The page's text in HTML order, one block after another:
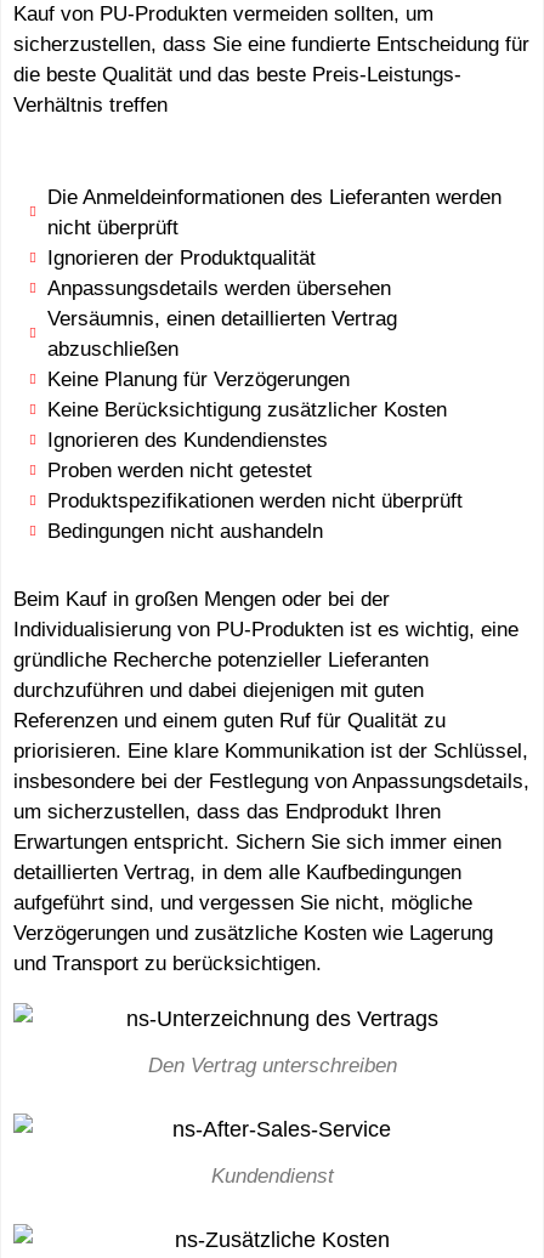
Kauf von PU-Produkten vermeiden sollten, um
sicherzustellen, dass Sie eine fundierte Entscheidung für
die beste Qualität und das beste Preis-Leistungs-
Verhältnis treffen
Die Anmeldeinformationen des Lieferanten werden
nicht überprüft
Ignorieren der Produktqualität
Anpassungsdetails werden übersehen
Versäumnis, einen detaillierten Vertrag
abzuschließen
Keine Planung für Verzögerungen
Keine Berücksichtigung zusätzlicher Kosten
Ignorieren des Kundendienstes
Proben werden nicht getestet
Produktspezifikationen werden nicht überprüft
Bedingungen nicht aushandeln
Beim Kauf in großen Mengen oder bei der
Individualisierung von PU-Produkten ist es wichtig, eine
gründliche Recherche potenzieller Lieferanten
durchzuführen und dabei diejenigen mit guten
Referenzen und einem guten Ruf für Qualität zu
priorisieren. Eine klare Kommunikation ist der Schlüssel,
insbesondere bei der Festlegung von Anpassungsdetails,
um sicherzustellen, dass das Endprodukt Ihren
Erwartungen entspricht. Sichern Sie sich immer einen
detaillierten Vertrag, in dem alle Kaufbedingungen
aufgeführt sind, und vergessen Sie nicht, mögliche
Verzögerungen und zusätzliche Kosten wie Lagerung
und Transport zu berücksichtigen.
Den Vertrag unterschreiben
Kundendienst